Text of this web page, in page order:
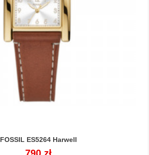
FOSSIL ES5264 Harwell
Cena
790 zł